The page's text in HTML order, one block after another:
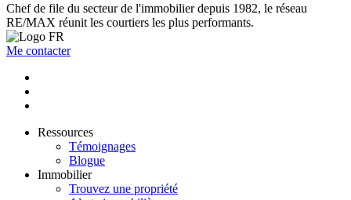
Chef de file du secteur de l'immobilier depuis 1982, le réseau
RE/MAX réunit les courtiers les plus performants.
Me contacter
Ressources
Témoignages
Blogue
Immobilier
Trouvez une propriété